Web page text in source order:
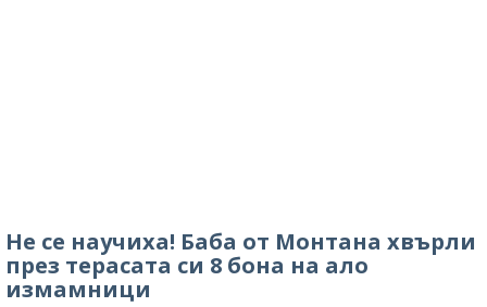
Не се научиха! Баба от Монтана хвърли
през терасата си 8 бона на ало
измамници